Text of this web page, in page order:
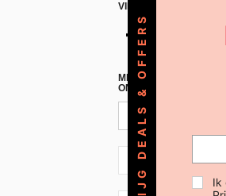
VIND ONS
MELD JE A AN VOOR
NL + 31
KRIJG DEALS & OFFERS Ik